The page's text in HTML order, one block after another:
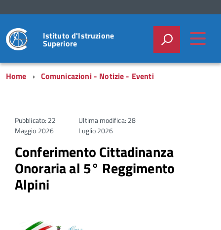
Istituto d'Istruzione
Superiore
Home Comunicazioni - Notizie - Eventi
Pubblicato: 22
Maggio 2026
Ultima modifica: 28
Luglio 2026
Conferimento Cittadinanza
Onoraria al 5° Reggimento
Alpini